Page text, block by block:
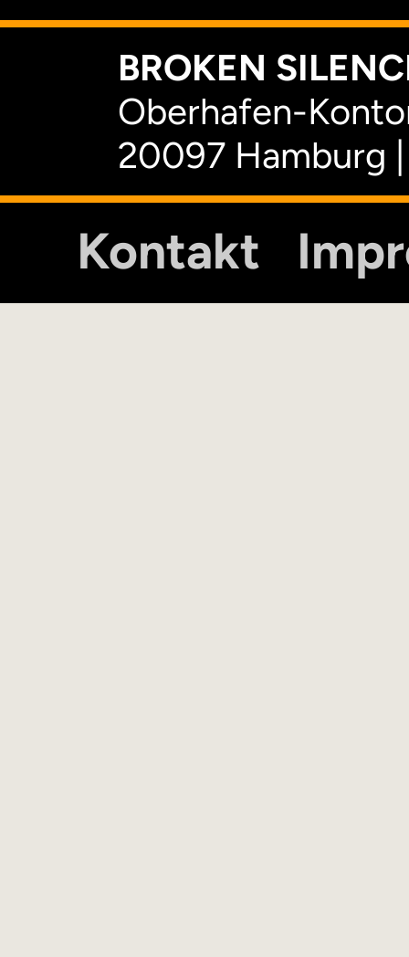
BROKEN
Oberhafen-
20097 Hamburg
Kontakt